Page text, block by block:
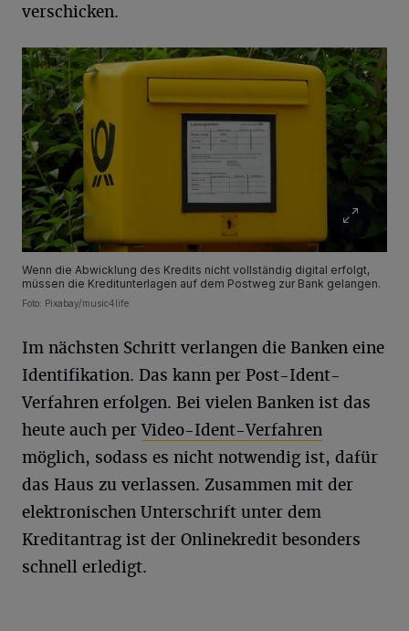
verschicken.
Wenn die Abwicklung des Kredits nicht vollständig digital erfolgt,
müssen die Kreditunterlagen auf dem Postweg zur Bank gelangen.
Foto: Pixabay/music4life
Im nächsten Schritt verlangen die Banken eine
Identifikation. Das kann per Post-Ident-
Verfahren erfolgen. Bei vielen Banken ist das
heute auch perVideo-Ident-Verfahren
möglich, sodass es nicht notwendig ist, dafür
das Haus zu verlassen. Zusammen mit der
elektronischen Unterschrift unter dem
Kreditantrag ist der Onlinekredit besonders
schnell erledigt.